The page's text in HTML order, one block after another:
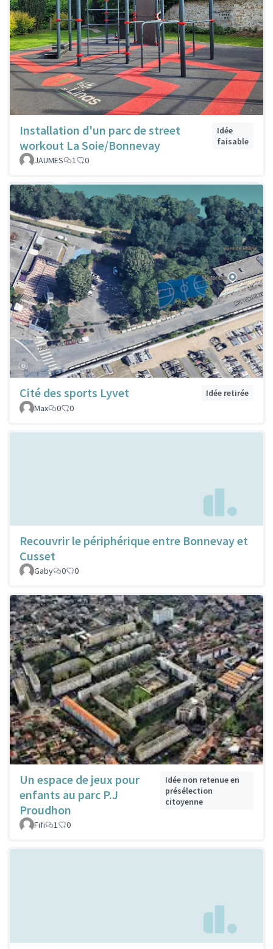
Installation d'un parc de street
workout La Soie/Bonnevay
Idée
faisable
JAUMES
1 0
Cité des sports Lyvet
Idée retirée
Max
0 0
Recouvrir le périphérique entre Bonnevay et
Cusset
Gaby 0 0
Un espace de jeux pour
enfants au parc P.J
Proudhon
Idée non retenue en
présélection
citoyenne
Fifi 1 0